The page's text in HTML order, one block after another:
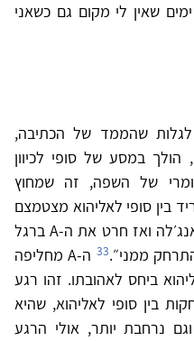
שאין לי מקום גם כשאני
שהממד של הכתיבה,
במסע של סופי לכיוון
של השפה, זה שמחוץ
בין סופי לאליהוא מצטמצם
לאות אחת: ״אליהוא התרגל אל אנג׳לה ואז חרט את ה-A ברגל
ממני״.33
ה-A מחליפה
ביחס לאהובתו. זהו רגע
בין סופי לאליהוא, שהיא
נרחבת יותר, אולי הרגע